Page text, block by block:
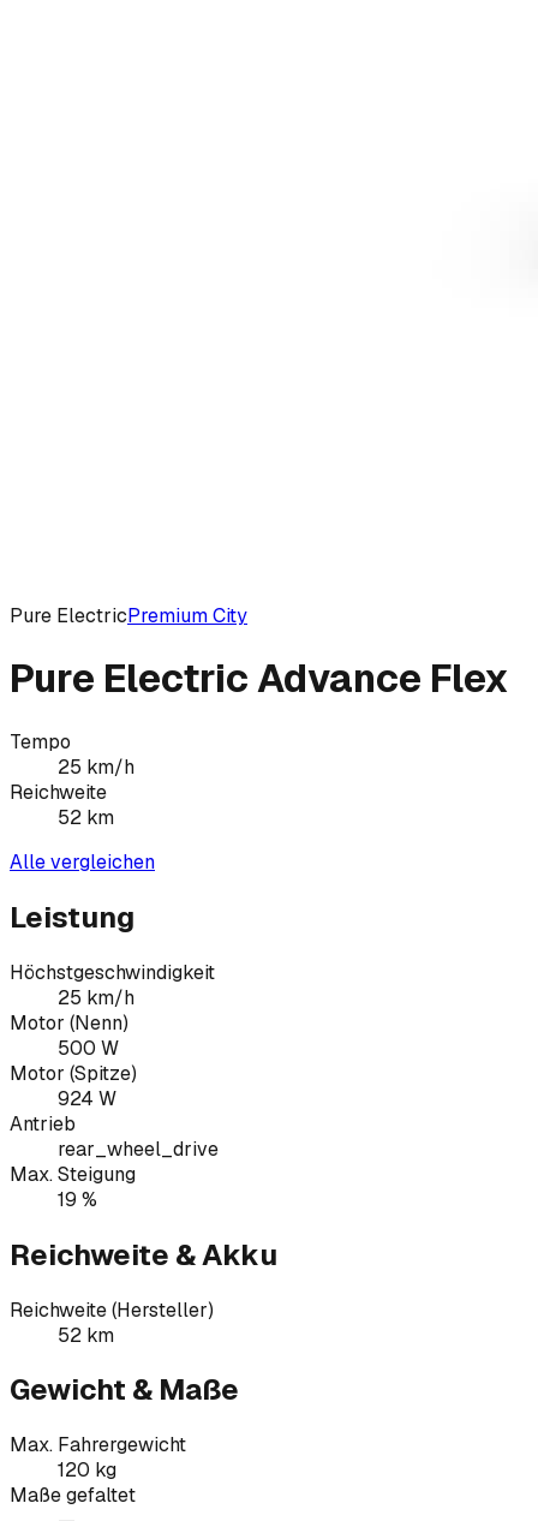
Pure ElectricPremium City
Pure Electric Advance Flex
Tempo
25 km/h
Reichweite
52 km
Alle vergleichen
Leistung
Höchstgeschwindigkeit
25 km/h
Motor (Nenn)
500 W
Motor (Spitze)
924 W
Antrieb
rear_wheel_drive
Max. Steigung
19 %
Reichweite & Akku
Reichweite (Hersteller)
52 km
Gewicht & Maße
Max. Fahrergewicht
120 kg
Maße gefaltet